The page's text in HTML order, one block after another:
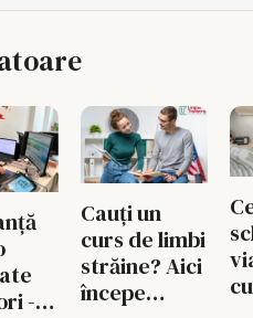
-
Cauți un
curs de limbi
străine? Aici
începe